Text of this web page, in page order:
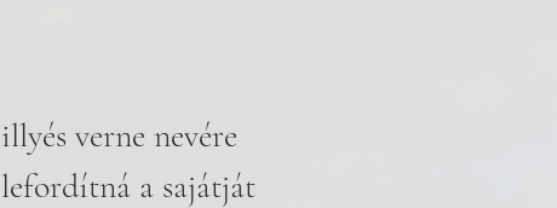
illyés verne nevére
lefordítná a sajátját